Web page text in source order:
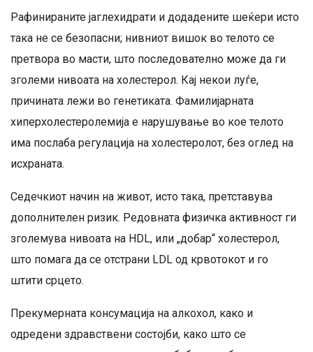
Рафинираните јаглехидрати и додадените шеќери исто
така не се безопасни; нивниот вишок во телото се
претвора во масти, што последователно може да ги
зголеми нивоата на холестерол. Кај некои луѓе,
причината лежи во генетиката. Фамилијарната
хиперхолестеролемија е нарушување во кое телото
има послаба регулација на холестеролот, без оглед на
исхраната.
Седечкиот начин на живот, исто така, претставува
дополнителен ризик. Редовната физичка активност ги
зголемува нивоата на HDL, или „добар“ холестерол,
што помага да се отстрани LDL од крвотокот и го
штити срцето.
Прекумерната консумација на алкохол, како и
одредени здравствени состојби, како што се